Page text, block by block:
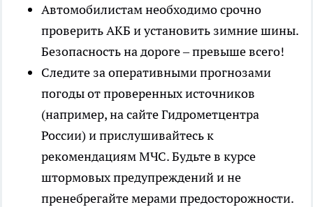
Автомобилистам необходимо срочно
проверить АКБ и установить зимние шины.
Безопасность на дороге – превыше всего!
Следите за оперативными прогнозами
погоды от проверенных источников
(например, на сайте Гидрометцентра
России) и прислушивайтесь к
рекомендациям МЧС. Будьте в курсе
штормовых предупреждений и не
пренебрегайте мерами предосторожности.